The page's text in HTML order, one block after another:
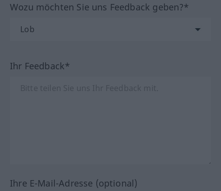
Wozu möchten Sie uns Feedback geben?*
Ihr Feedback*
Ihre E-Mail-Adresse (optional)